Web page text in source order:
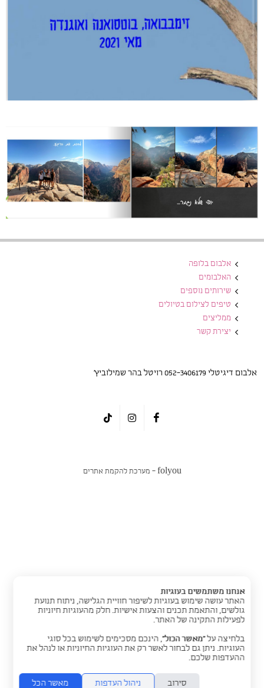
אלבום בלופה
האלבומים
שירותים נוספים
טיפים לצילום בטיולים
ממליצים
יצירת קשר
אלבום דיגיטלי 052-3406179 רויטל בהר שמילוביץ'
facebook
instagram
folyou - מערכת להקמת אתרים
אנחנו משתמשים בעוגיות
האתר עושה שימוש בעוגיות לשיפור חוויית הגלישה, ניתוח תנועת
גולשים, והתאמת תכנים והצעות אישיות. חלק מהעוגיות חיוניות
לפעילות התקינה של האתר.
בלחיצה על“מאשר הכול”, הינכם מסכימים לשימוש בכל סוגי
העוגיות. ניתן גם לבחור לאשר רק את העוגיות החיוניות או לנהל את
ההעדפות שלכם.
סירוב ניהול העדפות מאשר הכל